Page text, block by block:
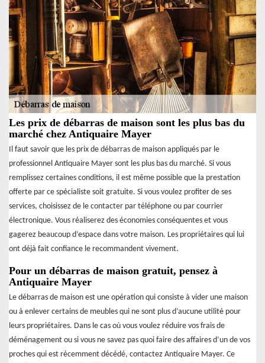
Les prix de débarras de maison sont les plus bas du
marché chez Antiquaire Mayer
Il faut savoir que les prix de débarras de maison appliqués par le
professionnel Antiquaire Mayer sont les plus bas du marché. Si vous
remplissez certaines conditions, il est même possible que la prestation
offerte par ce spécialiste soit gratuite. Si vous voulez profiter de ses
services, choisissez de le contacter par téléphone ou par courrier
électronique. Vous réaliserez des économies conséquentes et vous
gagerez beaucoup d’espace dans votre maison. Les propriétaires qui lui
ont déjà fait confiance le recommandent vivement.
Pour un débarras de maison gratuit, pensez à
Antiquaire Mayer
Le débarras de maison est une opération qui consiste à vider une maison
ou à enlever certains de meubles qui ne sont plus d’aucune utilité pour
leurs propriétaires. Dans le cas où vous voulez réduire vos frais de
déménagement ou si vous ne savez pas quoi faire des affaires d’un de vos
proches qui est récemment décédé, contactez Antiquaire Mayer. Ce